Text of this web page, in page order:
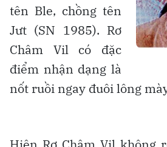
tên Ble, chồng tên
Jưt (SN 1985). Rơ
Châm Vil có đặc
điểm nhận dạng là
nốt ruồi ngay đuôi lông